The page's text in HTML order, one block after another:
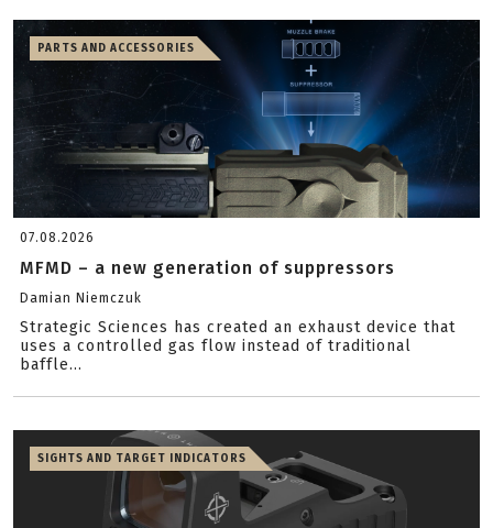
PARTS AND ACCESSORIES
07.08.2026
MFMD – a new generation of suppressors
Damian Niemczuk
Strategic Sciences has created an exhaust device that
uses a controlled gas flow instead of traditional
baffle...
SIGHTS AND TARGET INDICATORS